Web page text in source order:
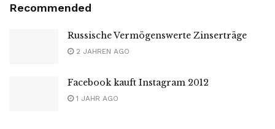
Recommended
Russische Vermögenswerte Zinserträge
2 JAHREN AGO
Facebook kauft Instagram 2012
1 JAHR AGO